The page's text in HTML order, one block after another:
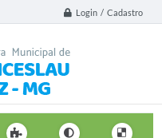
Login / Cadastro